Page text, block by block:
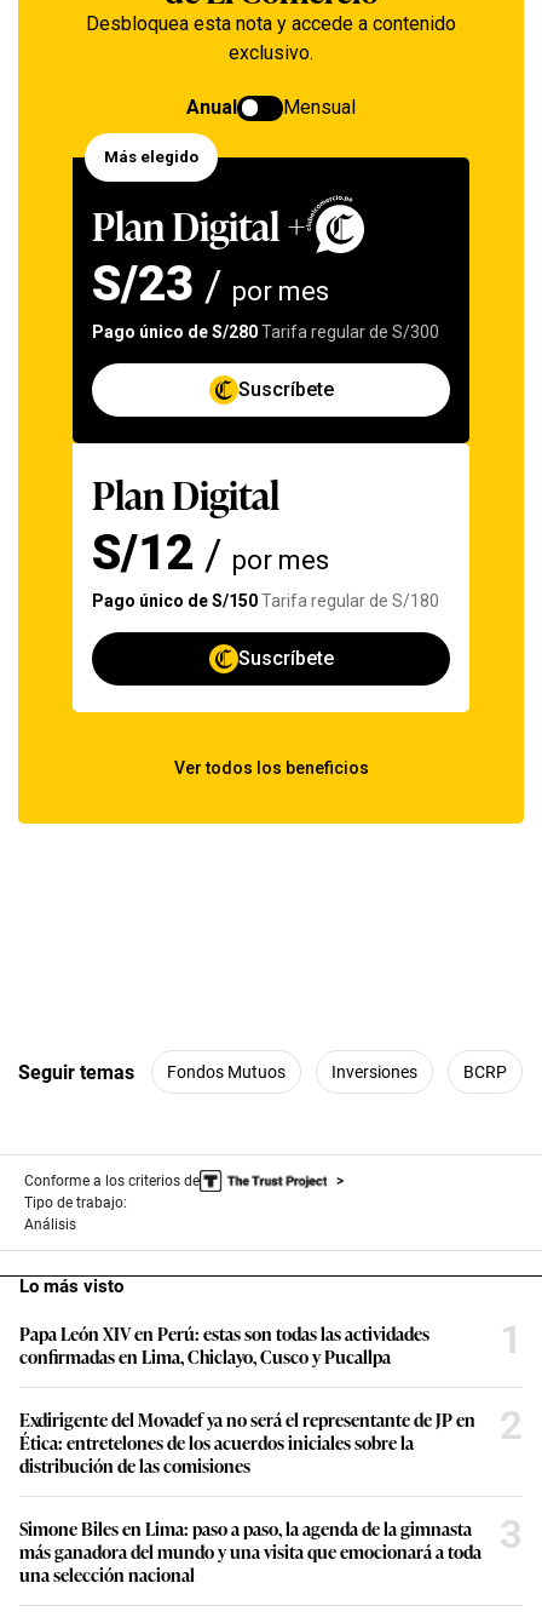
Seguir temas Fondos Mutuos Inversiones BCRP
Conforme a los criterios de
Tipo de trabajo:
Análisis
Lo más visto
Papa León XIV en Perú: estas son todas las actividades
confirmadas en Lima, Chiclayo, Cusco y Pucallpa
1
Exdirigente del Movadef ya no será el representante de JP en
Ética: entretelones de los acuerdos iniciales sobre la
distribución de las comisiones
2
Simone Biles en Lima: paso a paso, la agenda de la gimnasta
más ganadora del mundo y una visita que emocionará a toda
una selección nacional
3